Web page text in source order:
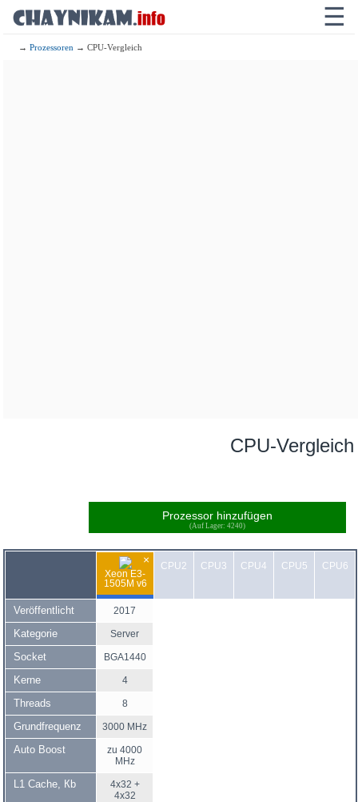
☰
→Prozessoren → CPU-Vergleich
CPU-Vergleich
Prozessor hinzufügen
(Auf Lager: 4240)
×
Xeon E3-
1505M v6
CPU2 CPU3 CPU4 CPU5 CPU6
Veröffentlicht 2017
Kategorie Server
Socket BGA1440
Kerne 4
Threads 8
Grundfrequenz 3000 MHz
Auto Boost
zu 4000
MHz
L1 Cache, Кb
4x32 +
4x32